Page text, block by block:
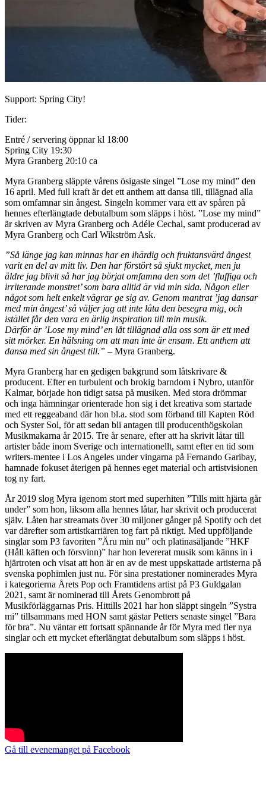
Support: Spring City!
Tider:
Entré / servering öppnar kl 18:00
Spring City 19:30
Myra Granberg 20:10 ca
Myra Granberg släppte vårens ösigaste singel ”Lose my mind” den
16 april. Med full kraft är det ett anthem att dansa till, tillägnad alla
som omfamnar sin ångest. Singeln kommer vara ett av spåren på
hennes efterlängtade debutalbum som släpps i höst. ”Lose my mind”
är skriven av Myra Granberg och Adéle Cechal, samt producerad av
Myra Granberg och Carl Wikström Ask.
”Så länge jag kan minnas har en ihärdig och fruktansvärd ångest
varit en del av mitt liv. Den har förstört så sjukt mycket, men ju
äldre jag blivit så har jag börjat omfamna den som det ’fluffiga och
irriterande monstret’ som bara alltid är vid min sida. Någon eller
något som helt enkelt vägrar ge sig av. Genom mantrat ’jag dansar
med min ångest’ så väljer jag att inte låta den besegra mig, och
istället får den vara en ärlig inspiration till min musik.
Därför är ’Lose my mind’ en låt tillägnad alla oss som är ett med
sitt mörker. En hälsning om att man inte är ensam. Ett anthem att
dansa med sin ångest till.” – Myra Granberg.
Myra Granberg har en gedigen bakgrund som låtskrivare &
producent. Efter en turbulent och brokig barndom i Nybro, utanför
Kalmar, började hon tidigt satsa på musiken. Med stora drömmar
och inga hämningar orienterade hon sig i det kreativa som startade
med ett reggeaband där hon bl.a. stod som förband till Kapten Röd
och Syster Sol, för att sedan bli antagen till producenthögskolan
Musikmakarna år 2015. Tre år senare, efter att ha skrivit låtar till
artister både inom Sverige och internationellt, samt efter en tid som
writers-mentee i Los Angeles under vingarna på Fernando Garibay,
hamnade fokuset återigen på hennes eget material och artistvisionen
tog ny fart.
År 2019 slog Myra igenom stort med superhiten ”Tills mitt hjärta går
under” som hon, liksom alla hennes låtar, har skrivit och producerat
själv. Låten har streamats över 30 miljoner gånger på Spotify och det
var därefter som artistkarriären tog fart på riktigt. Med uppföljande
singlar som P3 favoriten ”Äru min nu” och platinasäljande ”HKF
(Håll käften och försvinn)” har hon levererat musik som känns in i
hjärtroten och visat att hon är en av de mest uppskattade artisterna på
svenska pophimlen just nu. För sina prestationer nominerades Myra
i kategorierna Årets Pop och Framtidens artist på P3 Guldgalan
2021, samt är nominerad till Årets Genombrott på
Musikförläggarnas Pris. Hittills 2021 har hon släppt singeln ”Systra
mi” tillsammans med HON samt gästar Petters senaste singel ”Bara
för bra”. Nu väntar ett fortsatt spännande år för Myra med fler nya
singlar och ett mycket efterlängtat debutalbum som släpps i höst.
Gå till evenemanget på Facebook